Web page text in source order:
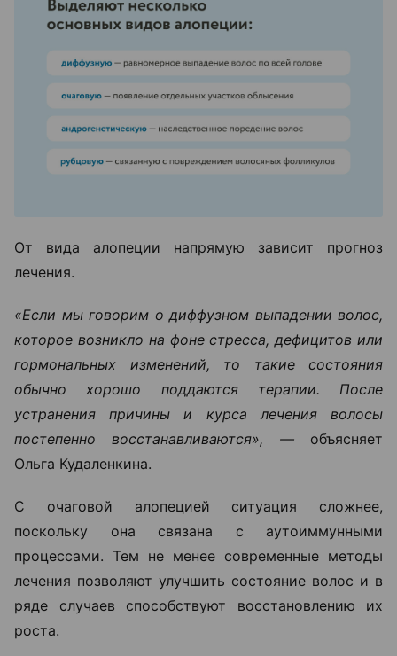
От вида алопеции напрямую зависит прогноз
лечения.
«Если мы говорим о диффузном выпадении волос,
которое возникло на фоне стресса, дефицитов или
гормональных изменений, то такие состояния
обычно хорошо поддаются терапии. После
устранения причины и курса лечения волосы
постепенно восстанавливаются», —объясняет
Ольга Кудаленкина.
С очаговой алопецией ситуация сложнее,
поскольку она связана с аутоиммунными
процессами. Тем не менее современные методы
лечения позволяют улучшить состояние волос и в
ряде случаев способствуют восстановлению их
роста.